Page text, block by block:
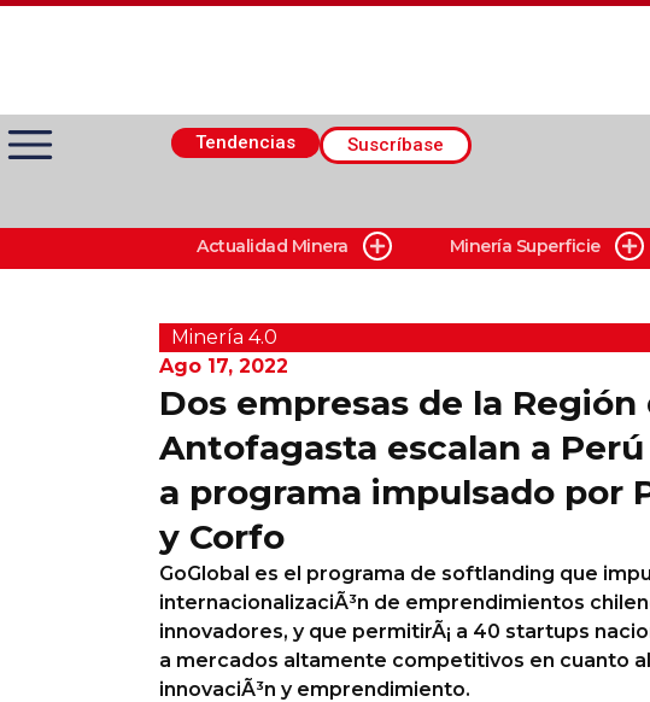
Tendencias Suscríbase
Actualidad Minera
Minería Superficie
Minerí­a Subterránea
Columnas de Opinión
Calendario de Eventos
Actualidad Minera Minería Superficie
Minerí­a 4.0
Ago 17, 2022
Dos empresas de la Región
Antofagasta escalan a
a programa impulsado por
y Corfo
GoGlobal es el programa de softlanding que
internacionalizaciÃ³n de emprendimientos
innovadores, y que permitirÃ¡ a 40 startups
a mercados altamente competitivos en cuanto
innovaciÃ³n y emprendimiento.